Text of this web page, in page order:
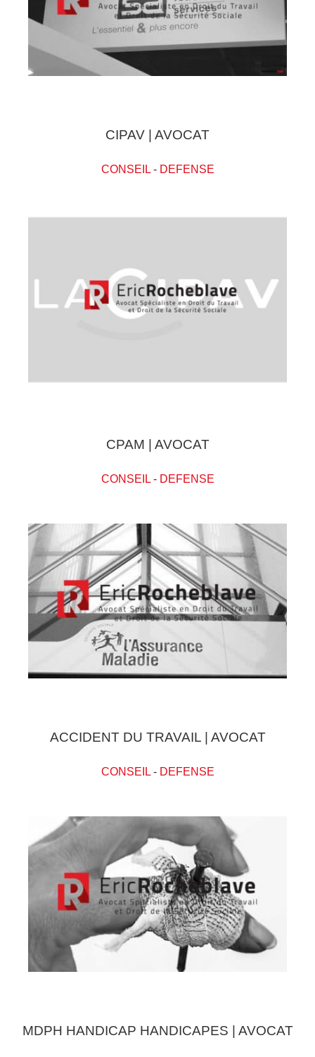
CIPAV | AVOCAT
CONSEIL- DEFENSE
CPAM | AVOCAT
CONSEIL- DEFENSE
ACCIDENT DU TRAVAIL | AVOCAT
CONSEIL- DEFENSE
MDPH HANDICAP HANDICAPES | AVOCAT